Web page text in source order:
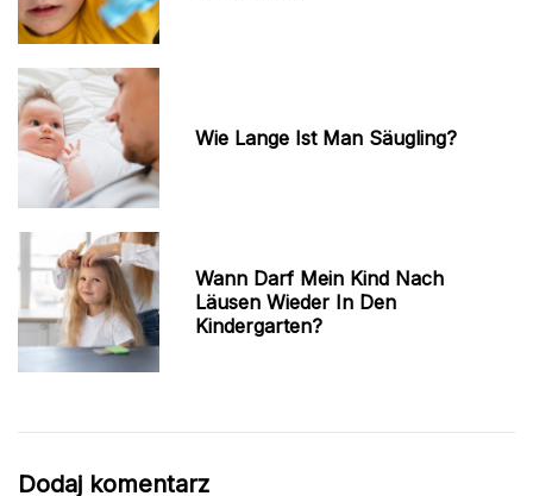
Wie Lange Ist Man Säugling?
Wann Darf Mein Kind Nach
Läusen Wieder In Den
Kindergarten?
Dodaj komentarz